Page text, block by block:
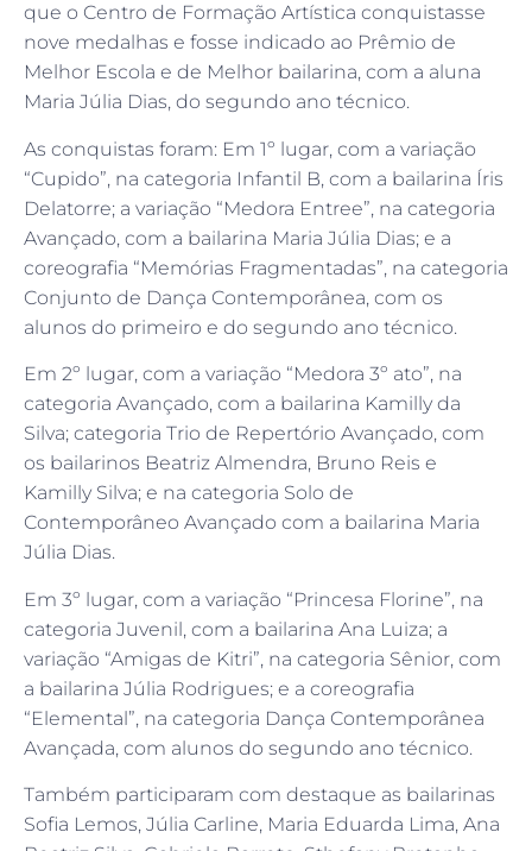
que o Centro de Formação Artística conquistasse
nove medalhas e fosse indicado ao Prêmio de
Melhor Escola e de Melhor bailarina, com a aluna
Maria Júlia Dias, do segundo ano técnico.
As conquistas foram: Em 1º lugar, com a variação
“Cupido”, na categoria Infantil B, com a bailarina Íris
Delatorre; a variação “Medora Entree”, na categoria
Avançado, com a bailarina Maria Júlia Dias; e a
coreografia “Memórias Fragmentadas”, na categoria
Conjunto de Dança Contemporânea, com os
alunos do primeiro e do segundo ano técnico.
Em 2º lugar, com a variação “Medora 3º ato”, na
categoria Avançado, com a bailarina Kamilly da
Silva; categoria Trio de Repertório Avançado, com
os bailarinos Beatriz Almendra, Bruno Reis e
Kamilly Silva; e na categoria Solo de
Contemporâneo Avançado com a bailarina Maria
Júlia Dias.
Em 3º lugar, com a variação “Princesa Florine”, na
categoria Juvenil, com a bailarina Ana Luiza; a
variação “Amigas de Kitri”, na categoria Sênior, com
a bailarina Júlia Rodrigues; e a coreografia
“Elemental”, na categoria Dança Contemporânea
Avançada, com alunos do segundo ano técnico.
Também participaram com destaque as bailarinas
Sofia Lemos, Júlia Carline, Maria Eduarda Lima, Ana